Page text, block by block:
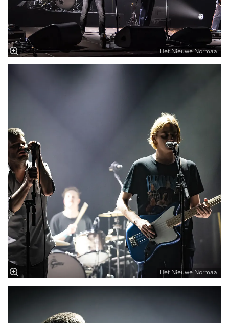
Het Nieuwe Normaal
Het Nieuwe Normaal